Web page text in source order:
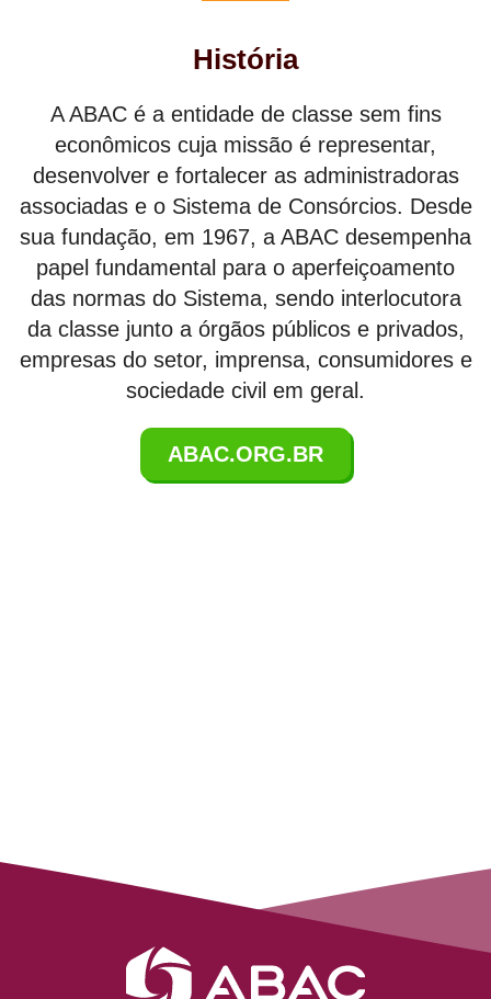
História
A ABAC é a entidade de classe sem fins
econômicos cuja missão é representar,
desenvolver e fortalecer as administradoras
associadas e o Sistema de Consórcios. Desde
sua fundação, em 1967, a ABAC desempenha
papel fundamental para o aperfeiçoamento
das normas do Sistema, sendo interlocutora
da classe junto a órgãos públicos e privados,
empresas do setor, imprensa, consumidores e
sociedade civil em geral.
ABAC.ORG.BR